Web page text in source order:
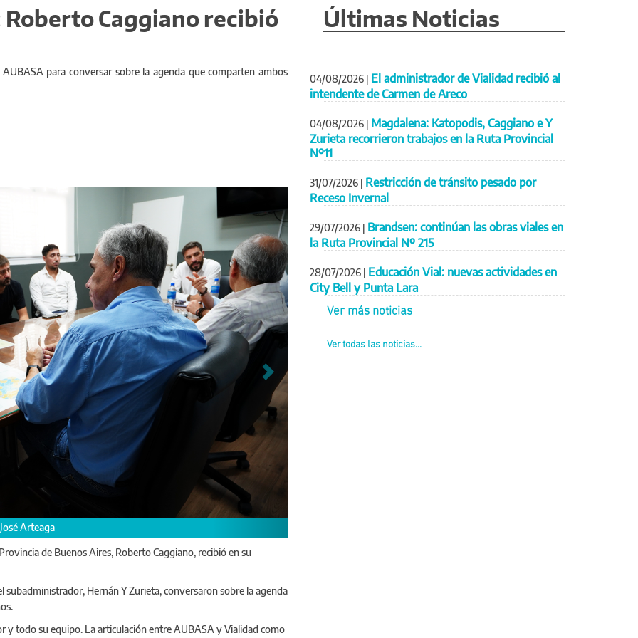
Caggiano recibió
para conversar sobre la agenda que comparten ambos
Siguiente
de Buenos Aires, Roberto Caggiano, recibió en su
Hernán Y Zurieta, conversaron sobre la agenda
y todo su equipo. La articulación entre AUBASA y Vialidad como
Últimas Noticias
04/08/2026 | El administrador de Vialidad recibió al
intendente de Carmen de Areco
04/08/2026 | Magdalena: Katopodis, Caggiano e Y
Zurieta recorrieron trabajos en la Ruta Provincial
Nº11
31/07/2026 | Restricción de tránsito pesado por
Receso Invernal
29/07/2026 | Brandsen: continúan las obras viales en
la Ruta Provincial Nº 215
28/07/2026 | Educación Vial: nuevas actividades en
City Bell y Punta Lara
Ver más noticias
Ver todas las noticias...